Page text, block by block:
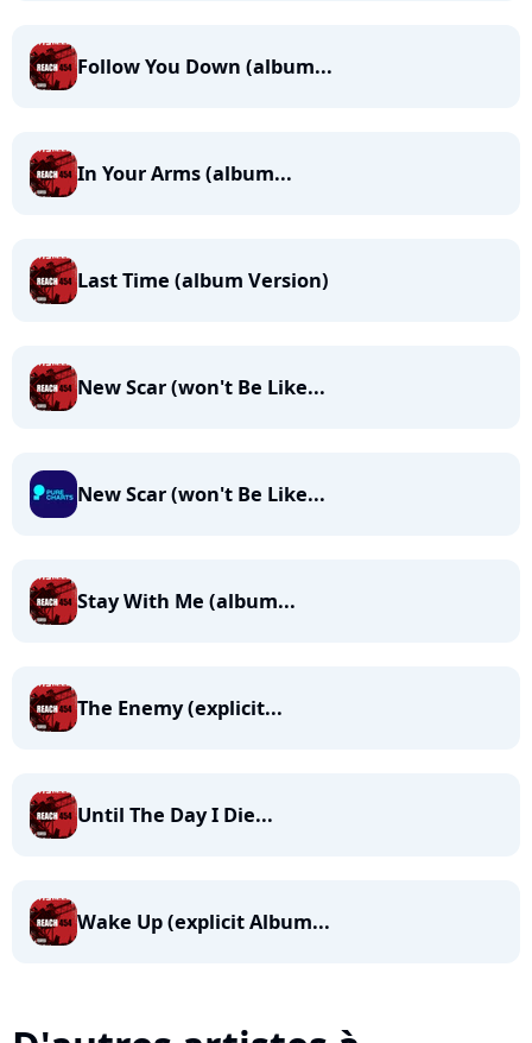
Follow You Down (album...
In Your Arms (album...
Last Time (album Version)
New Scar (won't Be Like...
New Scar (won't Be Like...
Stay With Me (album...
The Enemy (explicit...
Until The Day I Die...
Wake Up (explicit Album...